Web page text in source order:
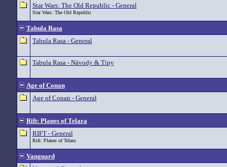
Star Wars: The Old Republic - General
Star Wars: The Old Republic
Tabula Rasa
Tabula Rasa - General
Tabula Rasa - Návody & Tipy
Age of Conan
Age of Conan - General
Rift: Planes of Telara
RIFT - General
Rift: Planes of Telara
Vanguard